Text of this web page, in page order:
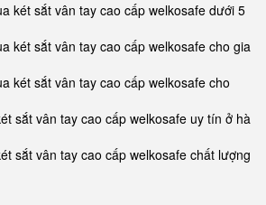
két sắt vân tay cao cấp welkosafe dưới 5
két sắt vân tay cao cấp welkosafe cho gia
két sắt vân tay cao cấp welkosafe cho
sắt vân tay cao cấp welkosafe uy tín ở hà
sắt vân tay cao cấp welkosafe chất lượng